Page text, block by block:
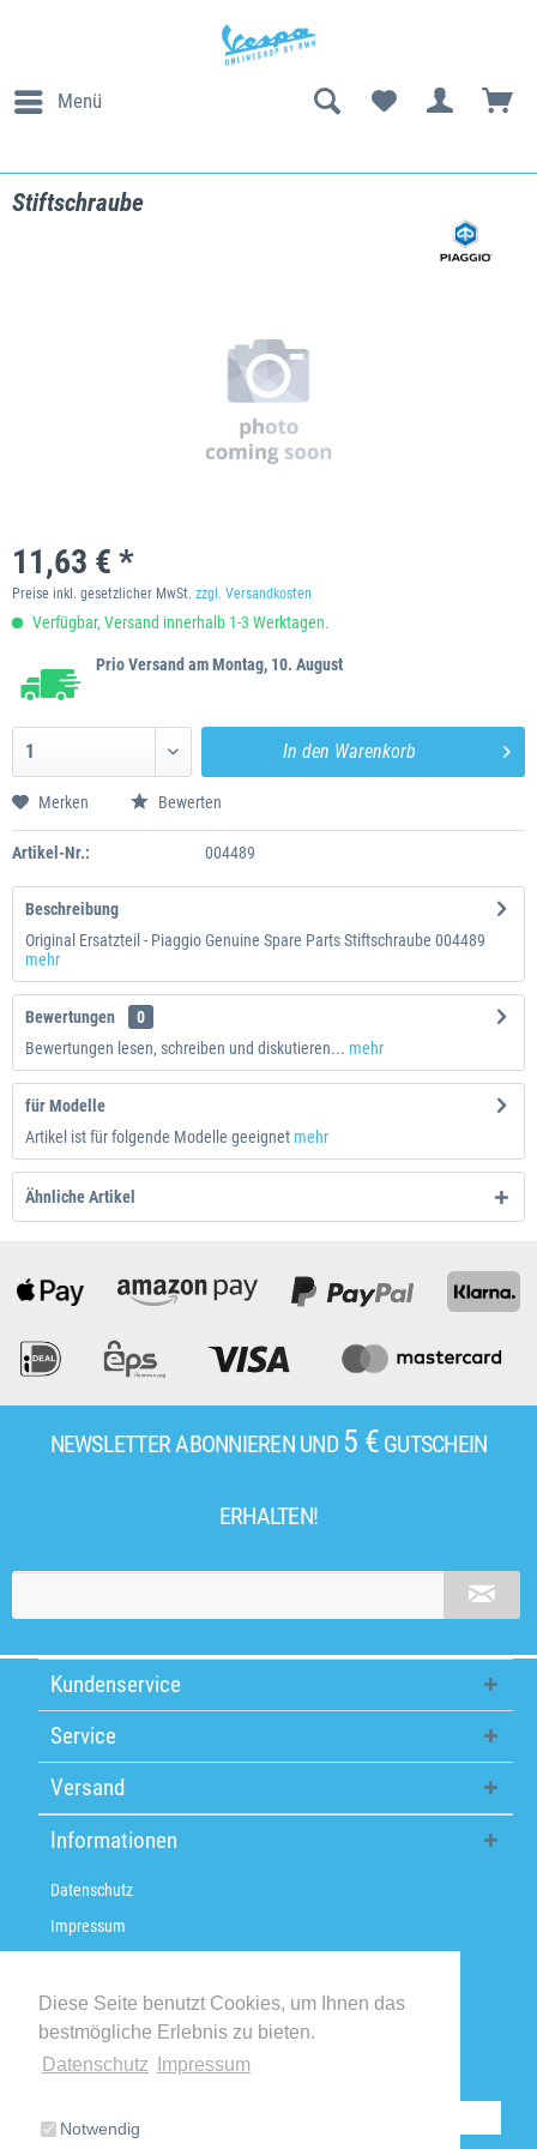
Diese Seite benutzt Cookies, um Ihnen das
bestmögliche Erlebnis zu bieten.
Datenschutz
Impressum
Notwendig
Menü
Stiftschraube
11,63 € *
Preise inkl. gesetzlicher MwSt. zzgl. Versandkosten
Verfügbar, Versand innerhalb 1-3 Werktagen.
Prio Versand am Montag, 10. August
In den Warenkorb
Merken Bewerten
Artikel-Nr.: 004489
Beschreibung
Original Ersatzteil - Piaggio Genuine Spare Parts Stiftschraube 004489
mehr
Bewertungen
0
Bewertungen lesen, schreiben und diskutieren... mehr
für Modelle
Artikel ist für folgende Modelle geeignet mehr
Ähnliche Artikel
NEWSLETTER ABONNIEREN UND 5 €GUTSCHEIN
ERHALTEN!
Kundenservice
Service
Informationen
Datenschutz
Impressum
Versandkosten / Lieferzeiten
Widerrufsbelehrung
Retoure
Versand